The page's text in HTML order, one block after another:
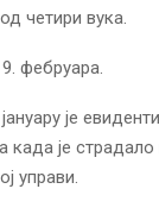
четири вука.
фебруара.
је
је
управи.